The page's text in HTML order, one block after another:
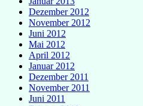
Dezember 2012
November 2012
Juni 2012
Mai 2012
April 2012
Januar 2012
Dezember 2011
November 2011
Juni 2011